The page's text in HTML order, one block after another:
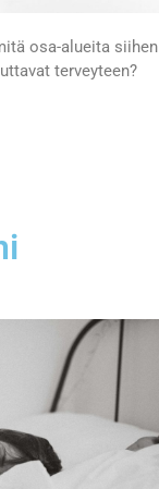
osa-alueita siihen
terveyteen?